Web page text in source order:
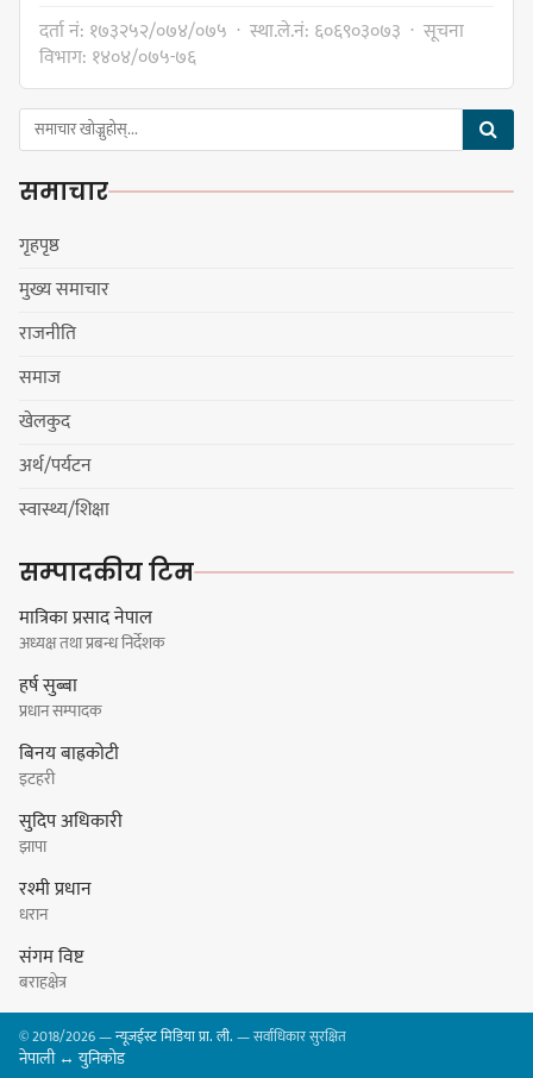
चाम्लिङको चेतावनी
मेजर श्रवणकुमार लिम्बू स्मृति
बास्केटबलको उपाधि
दर्ता नं: १७३२५२/०७४/०७५ · स्था.ले.नं: ६०६९०३०७३ · सूचना
विभाग: १४०४/०७५-७६
समाचार
गृहपृष्ठ
मुख्य समाचार
राजनीति
समाज
खेलकुद
अर्थ/पर्यटन
स्वास्थ्य/शिक्षा
सम्पादकीय टिम
मात्रिका प्रसाद नेपाल
अध्यक्ष तथा प्रबन्ध निर्देशक
हर्ष सुब्बा
प्रधान सम्पादक
बिनय बाह्रकोटी
इटहरी
सुदिप अधिकारी
झापा
रश्मी प्रधान
धरान
संगम विष्ट
बराहक्षेत्र
© 2018/2026 —न्यूजईस्ट मिडिया प्रा. ली. — सर्वाधिकार सुरक्षित
नेपाली ↔ युनिकोड